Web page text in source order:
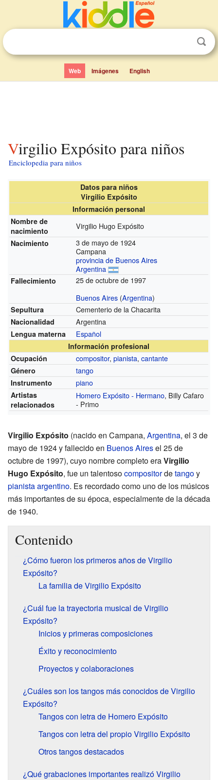
Web Imágenes English
Virgilio Expósito para niños
Enciclopedia para niños
Datos para niños
Virgilio Expósito
Información personal
Nombre de
nacimiento
Virgilio Hugo Expósito
Nacimiento
3 de mayo de 1924
Campana
provincia de Buenos Aires
Argentina
Fallecimiento
25 de octubre de 1997
Buenos Aires (Argentina)
Sepultura Cementerio de la Chacarita
Nacionalidad Argentina
Lengua materna Español
Información profesional
Ocupación
compositor,pianista,cantante
Género tango
Instrumento piano
Artistas
relacionados
Homero Expósito - Hermano, Billy Cafaro
- Primo
Virgilio Expósito (nacido en Campana, Argentina, el 3 de
mayo de 1924 y fallecido en Buenos Airesel 25 de
octubre de 1997), cuyo nombre completo eraVirgilio
Hugo Expósito, fue un talentosocompositordetangoy
pianistaargentino. Es recordado como uno de los músicos
más importantes de su época, especialmente de la década
de 1940.
Contenido
¿Cómo fueron los primeros años de Virgilio
Expósito?
La familia de Virgilio Expósito
¿Cuál fue la trayectoria musical de Virgilio
Expósito?
Inicios y primeras composiciones
Éxito y reconocimiento
Proyectos y colaboraciones
¿Cuáles son los tangos más conocidos de Virgilio
Expósito?
Tangos con letra de Homero Expósito
Tangos con letra del propio Virgilio Expósito
Otros tangos destacados
¿Qué grabaciones importantes realizó Virgilio